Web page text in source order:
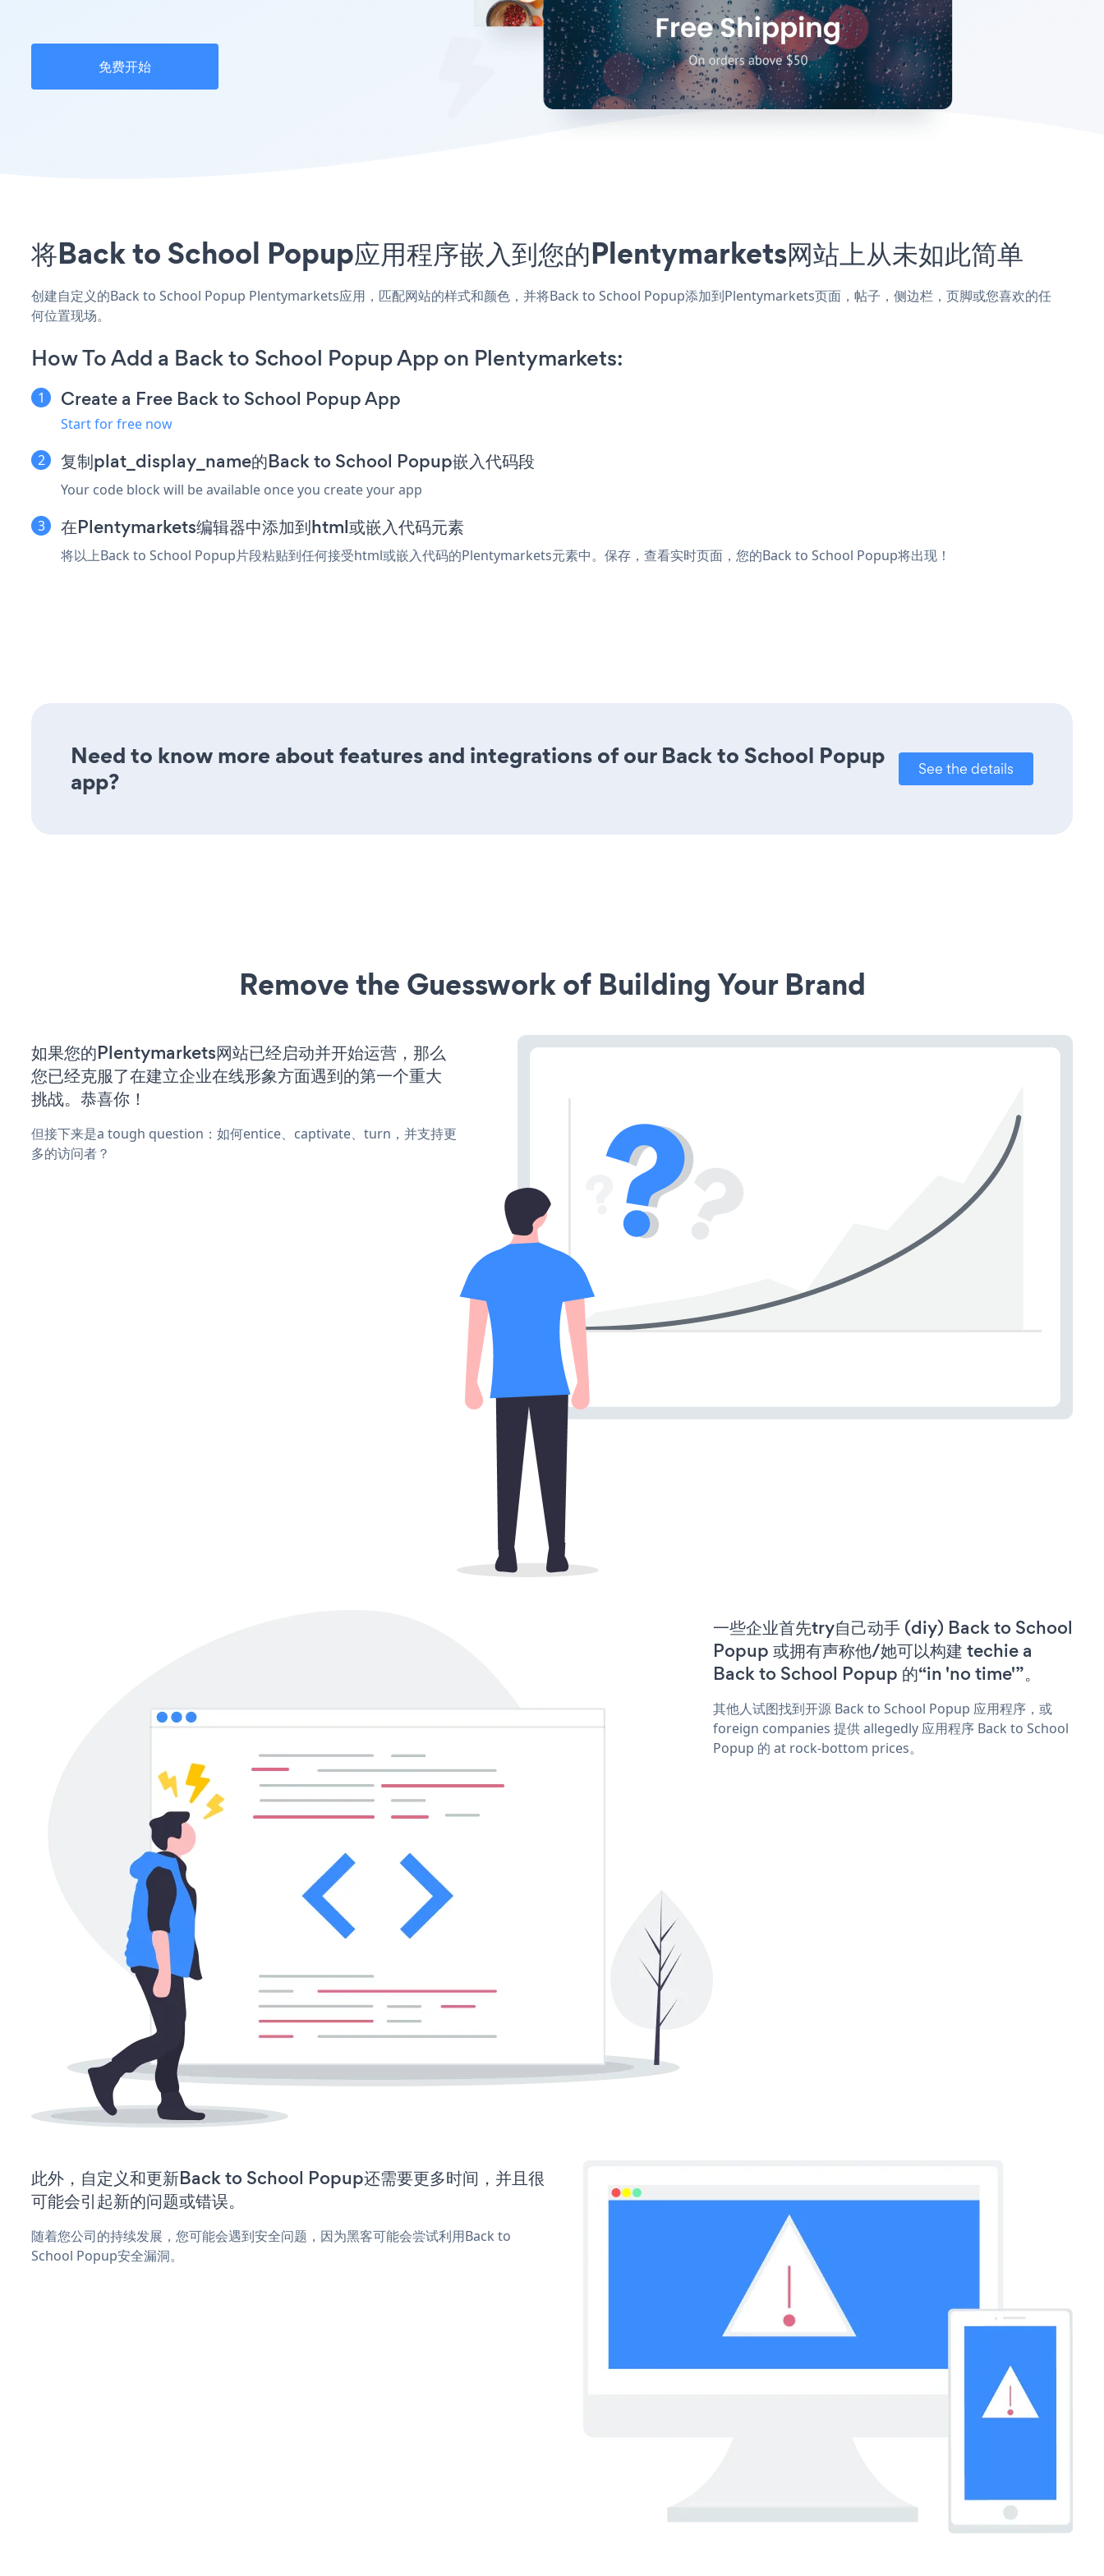
免费开始
将Back to School Popup应用程序嵌入到您的Plentymarkets网站上从未如此简单
创建自定义的Back to School Popup Plentymarkets应用，匹配网站的样式和颜色，并将Back to School Popup添加到Plentymarkets页面，帖子，侧边栏，页脚或您喜欢的任
何位置现场。
How To Add a Back to School Popup App on Plentymarkets:
Create a Free Back to School Popup App
Start for free now
复制plat_display_name的Back to School Popup嵌入代码段
Your code block will be available once you create your app
在Plentymarkets编辑器中添加到html或嵌入代码元素
将以上Back to School Popup片段粘贴到任何接受html或嵌入代码的Plentymarkets元素中。保存，查看实时页面，您的Back to School Popup将出现！
Need to know more about features and integrations of our Back to School Popup
app?
See the details
Remove the Guesswork of Building Your Brand
如果您的Plentymarkets网站已经启动并开始运营，那么
您已经克服了在建立企业在线形象方面遇到的第一个重大
挑战。恭喜你！
但接下来是a tough question：如何entice、captivate、turn，并支持更
多的访问者？
一些企业首先try自己动手 (diy) Back to School
Popup 或拥有声称他/她可以构建 techie a
Back to School Popup 的“in 'no time'”。
其他人试图找到开源 Back to School Popup 应用程序，或
foreign companies 提供 allegedly 应用程序 Back to School
Popup 的 at rock-bottom prices。
此外，自定义和更新Back to School Popup还需要更多时间，并且很
可能会引起新的问题或错误。
随着您公司的持续发展，您可能会遇到安全问题，因为黑客可能会尝试利用Back to
School Popup安全漏洞。